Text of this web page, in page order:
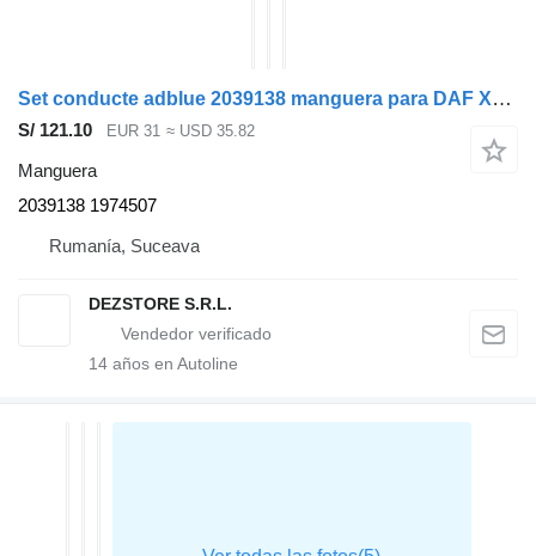
Set conducte adblue 2039138 manguera para DAF XF cabeza tractora
S/ 121.10 EUR 31 ≈ USD 35.82
Manguera
2039138 1974507
Rumanía, Suceava
DEZSTORE S.R.L.
14 años en Autoline